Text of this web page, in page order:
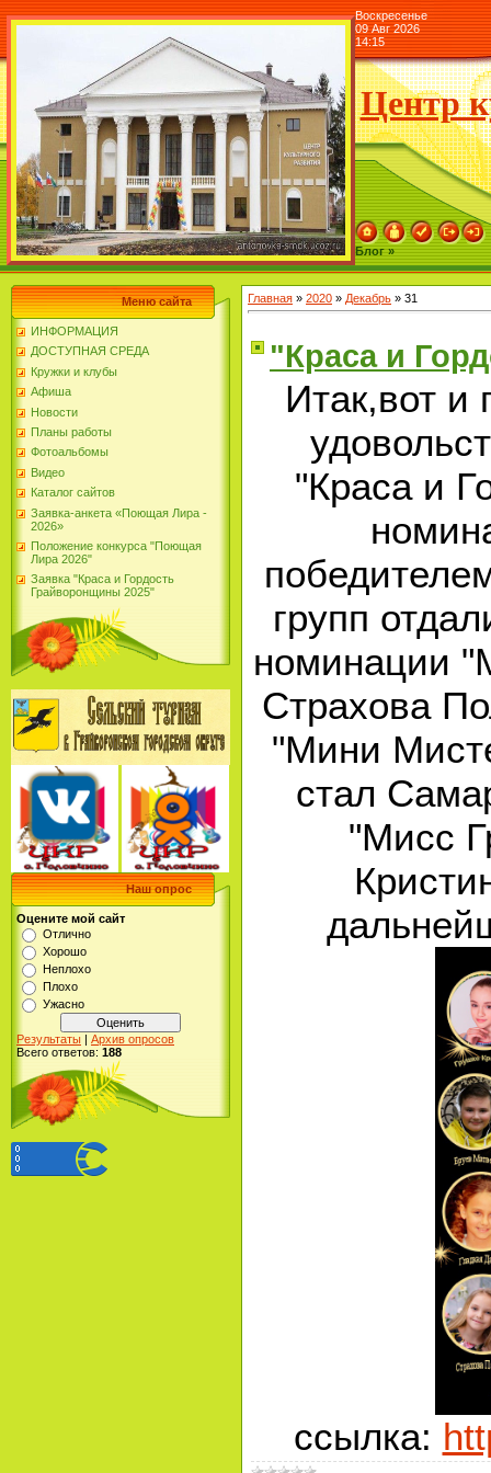
Воскресенье
09 Авг 2026
14:15
Центр
Блог »
Меню сайта
ИНФОРМАЦИЯ
ДОСТУПНАЯ СРЕДА
Кружки и клубы
Афиша
Новости
Планы работы
Фотоальбомы
Видео
Каталог сайтов
Заявка-анкета «Поющая Лира -
2026»
Положение конкурса "Поющая
Лира 2026"
Заявка "Краса и Гордость
Грайворонщины 2025"
Наш опрос
Оцените мой сайт
Отлично
Хорошо
Неплохо
Плохо
Ужасно
Результаты | Архив опросов
Всего ответов: 188
Главная » 2020 » Декабрь » 31
"Краса и
Итак,вот и
"Краса и
групп
номинации
Страхова
"Мини
стал
"Мисс
ссылка: